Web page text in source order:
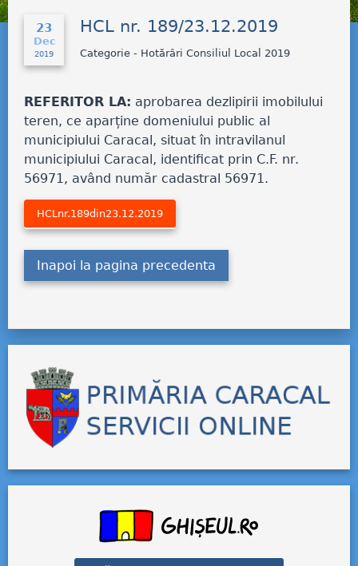
23
Dec
2019
HCL nr. 189/23.12.2019
Categorie - Hotărâri Consiliul Local 2019
REFERITOR LA: aprobarea dezlipirii imobilului
teren, ce aparține domeniului public al
municipiului Caracal, situat în intravilanul
municipiului Caracal, identificat prin C.F. nr.
56971, având număr cadastral 56971.
HCLnr.189din23.12.2019
Inapoi la pagina precedenta